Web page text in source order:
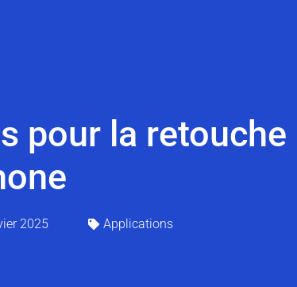
pour la
2025 Applications